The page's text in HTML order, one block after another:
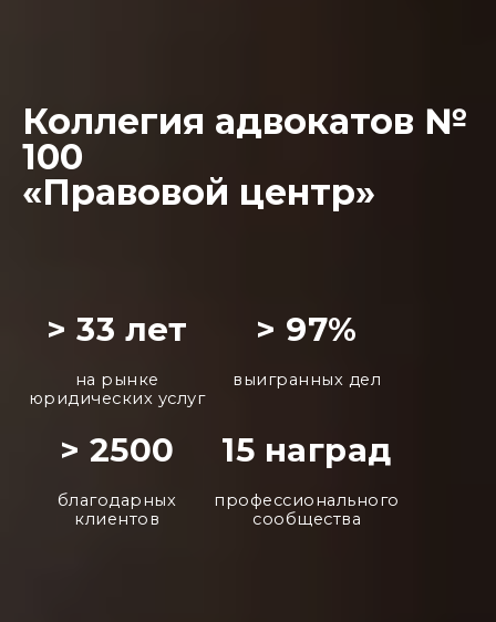
Коллегия адвокатов №
100
«Правовой центр»
> 33 лет
на рынке
юридических услуг
> 97%
выигранных дел
> 2500
благодарных
клиентов
15 наград
профессионального
сообщества